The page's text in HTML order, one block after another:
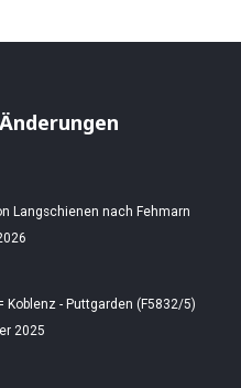
Langschienen nach Fehmarn
Koblenz - Puttgarden (F5832/5)
2025